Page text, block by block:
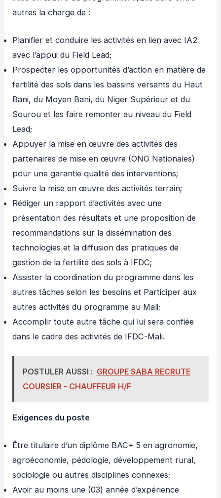
autres la charge de :
Planifier et conduire les activités en lien avec IA2
avec l’appui du Field Lead;
Prospecter les opportunités d’action en matière de
fertilité des sols dans les bassins versants du Haut
Bani, du Moyen Bani, du Niger Supérieur et du
Sourou et les faire remonter au niveau du Field
Lead;
Appuyer la mise en œuvre des activités des
partenaires de mise en œuvre (ONG Nationales)
pour une garantie qualité des interventions;
Suivre la mise en œuvre des activités terrain;
Rédiger un rapport d’activités avec une
présentation des résultats et une proposition de
recommandations sur la dissémination des
technologies et la diffusion des pratiques de
gestion de la fertilité des sols à IFDC;
Assister la coordination du programme dans les
autres tâches selon les besoins et Participer aux
autres activités du programme au Mali;
Accomplir toute autre tâche qui lui sera confiée
dans le cadre des activités de IFDC-Mali.
POSTULER AUSSI : GROUPE SABA RECRUTE
COURSIER - CHAUFFEUR H/F
Exigences du poste
Être titulaire d’un diplôme BAC+ 5 en agronomie,
agroéconomie, pédologie, développement rural,
sociologie ou autres disciplines connexes;
Avoir au moins une (03) année d’expérience